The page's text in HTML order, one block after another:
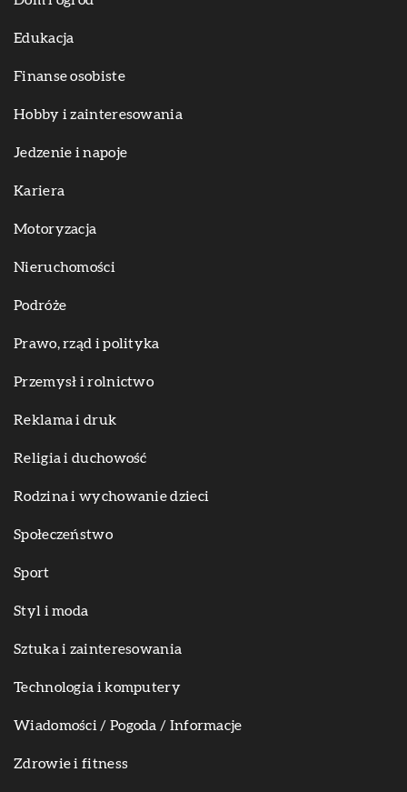
Edukacja
Finanse osobiste
Hobby i zainteresowania
Jedzenie i napoje
Kariera
Motoryzacja
Nieruchomości
Podróże
Prawo, rząd i polityka
Przemysł i rolnictwo
Reklama i druk
Religia i duchowość
Rodzina i wychowanie dzieci
Społeczeństwo
Sport
Styl i moda
Sztuka i zainteresowania
Technologia i komputery
Wiadomości / Pogoda / Informacje
Zdrowie i fitness